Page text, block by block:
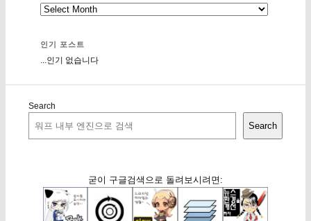
인기 포스트
...인기 없습니다
Search
Search
굳이 구글검색으로 돌려보시려면: